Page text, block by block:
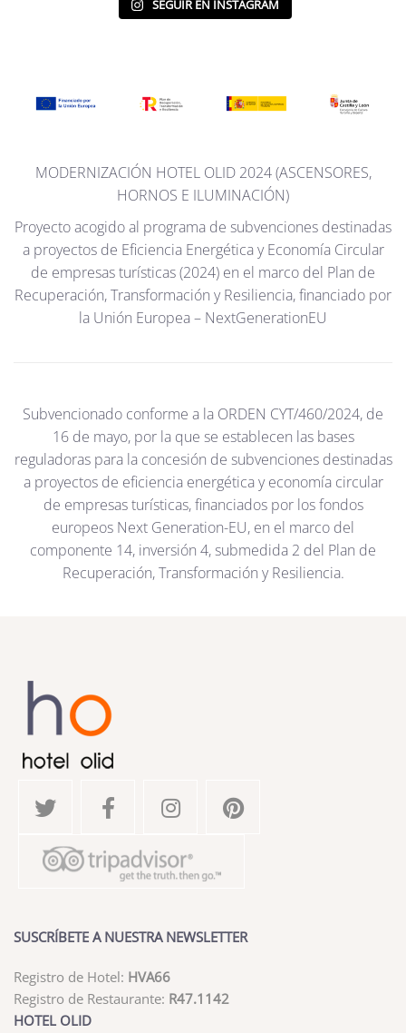
SEGUIR EN INSTAGRAM
MODERNIZACIÓN HOTEL OLID 2024 (ASCENSORES,
HORNOS E ILUMINACIÓN)
Proyecto acogido al programa de subvenciones destinadas
a proyectos de Eficiencia Energética y Economía Circular
de empresas turísticas (2024) en el marco del Plan de
Recuperación, Transformación y Resiliencia, financiado por
la Unión Europea – NextGenerationEU
Subvencionado conforme a la ORDEN CYT/460/2024, de
16 de mayo, por la que se establecen las bases
reguladoras para la concesión de subvenciones destinadas
a proyectos de eficiencia energética y economía circular
de empresas turísticas, financiados por los fondos
europeos Next Generation-EU, en el marco del
componente 14, inversión 4, submedida 2 del Plan de
Recuperación, Transformación y Resiliencia.
SUSCRÍBETE A NUESTRA NEWSLETTER
Registro de Hotel: HVA66
Registro de Restaurante: R47.1142
HOTEL OLID